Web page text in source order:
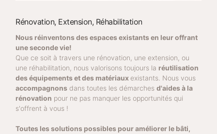
Rénovation, Extension, Réhabilitation
Nous réinventons des espaces existants en leur offrant
une seconde vie!
Que ce soit à travers une rénovation, une extension, ou
une réhabilitation, nous valorisons toujours la réutilisation
des équipements et des matériaux existants. Nous vous
accompagnons dans toutes les démarchesd'aides à la
rénovation pour ne pas manquer les opportunités qui
s'offrent à vous !
Toutes les solutions possibles pour améliorer le bâti,